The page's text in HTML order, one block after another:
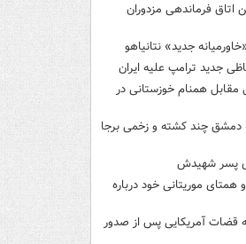
اتاق‌ فرماندهی مزدوران
جدید» نتانیاهو
جدید ترامپ علیه ایران
مقابل همنام خوزستانی در
دمشق چند کشته و زخمی برجا
پسر شهیدش
همتای موریتانی خود درباره
قضات آمریکایی پس از صدور